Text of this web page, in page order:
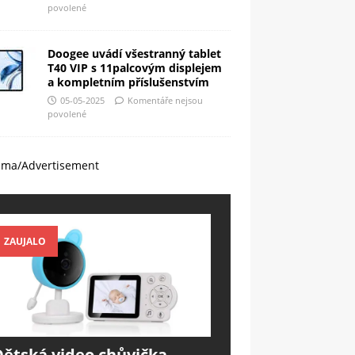
povolené
Doogee uvádí všestranný tablet
T40 VIP s 11palcovým displejem
a kompletním příslušenstvím
05-05-2025
Komentáře nejsou
povolené
Advertisement
ZAUJALO